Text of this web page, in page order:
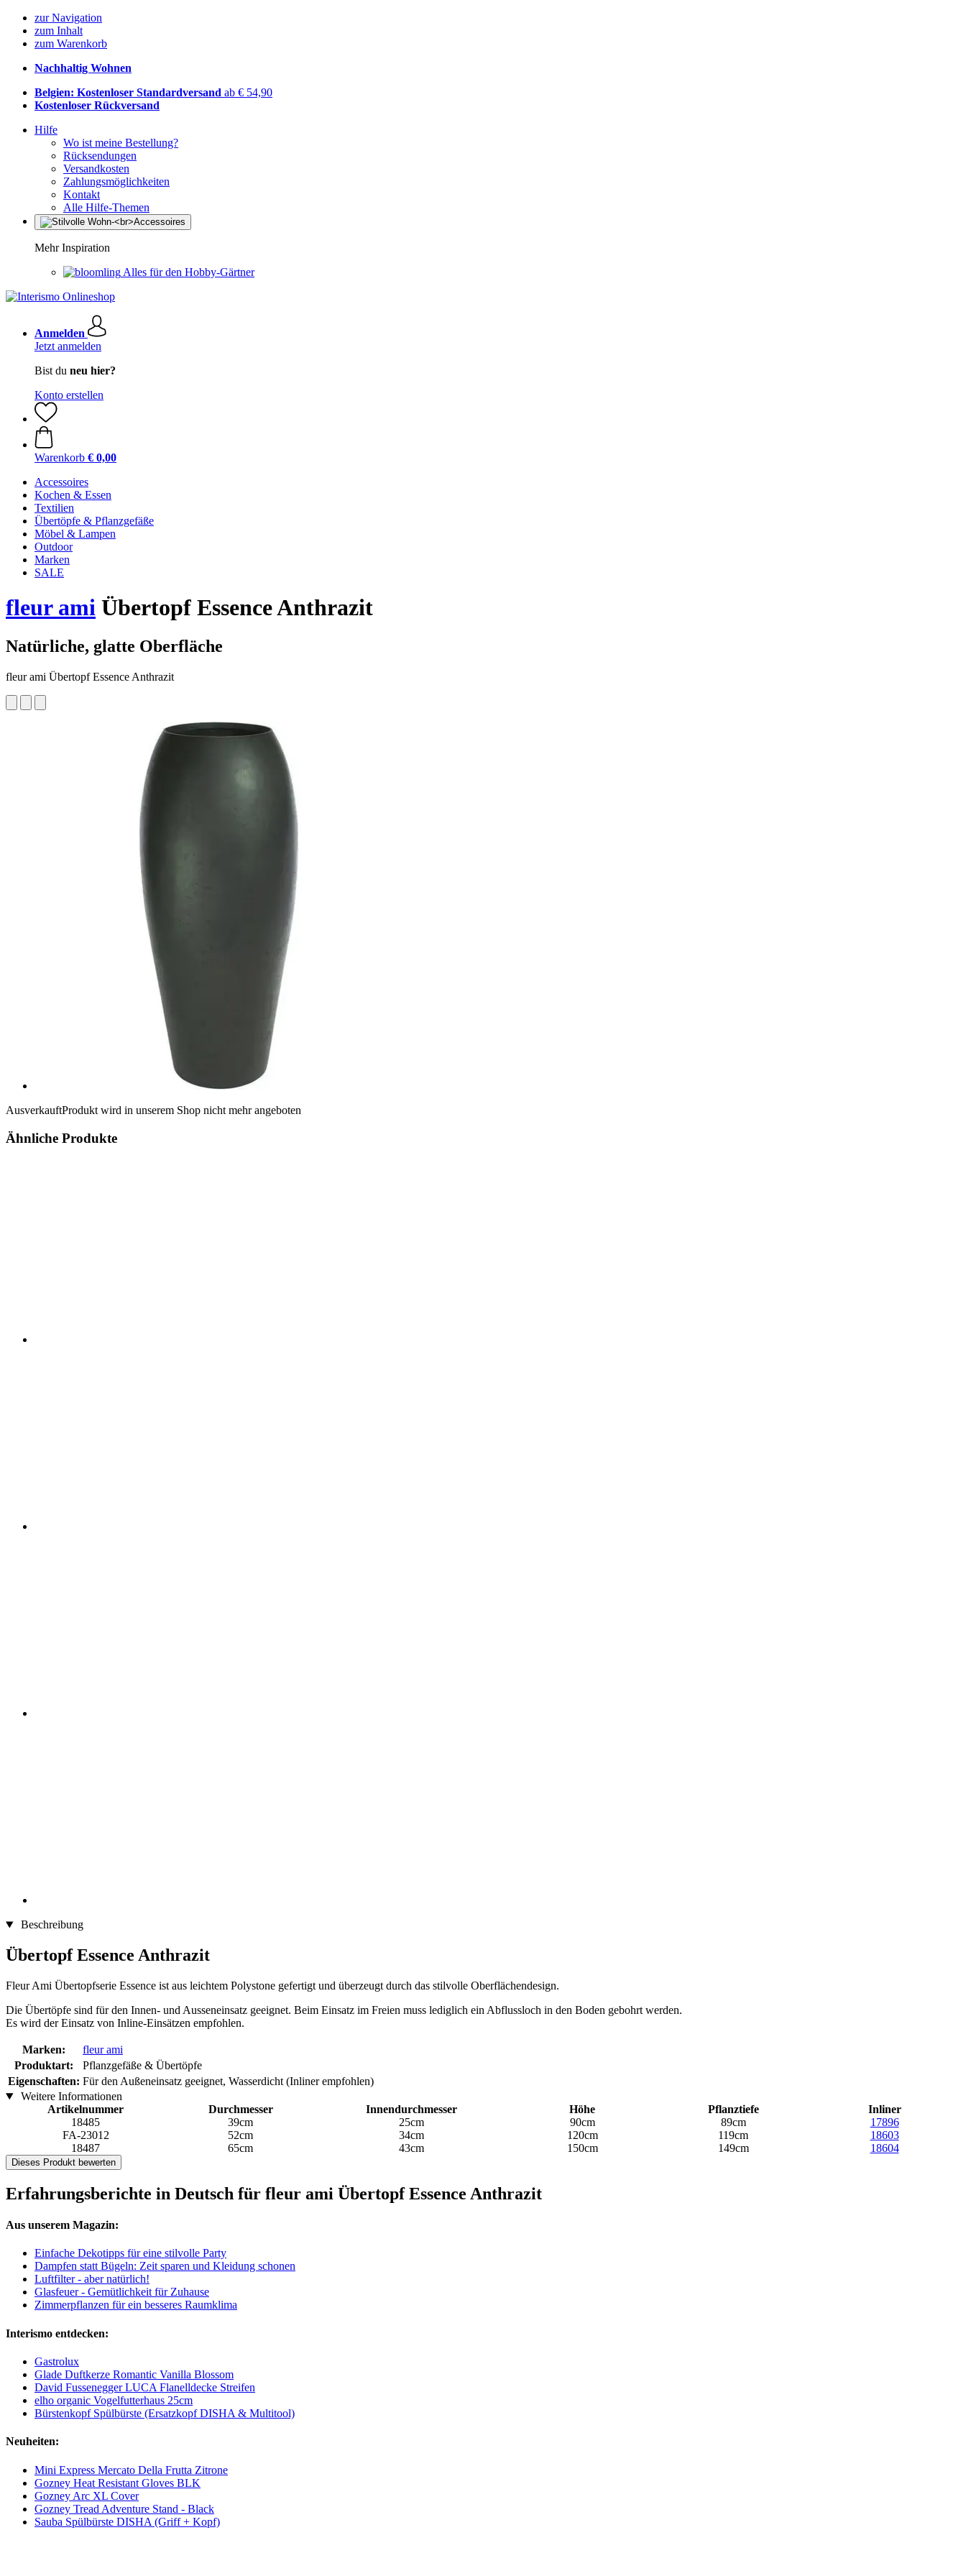
zur Navigation
zum Inhalt
zum Warenkorb
Nachhaltig Wohnen
Belgien: Kostenloser Standardversand ab € 54,90
Kostenloser Rückversand
Hilfe
Wo ist meine Bestellung?
Rücksendungen
Versandkosten
Zahlungsmöglichkeiten
Kontakt
Alle Hilfe-Themen
Mehr Inspiration
Alles für den Hobby-Gärtner
Anmelden
Jetzt anmelden
Bist du neu hier?
Konto erstellen
Warenkorb € 0,00
Accessoires
Kochen & Essen
Textilien
Übertöpfe & Pflanzgefäße
Möbel & Lampen
Outdoor
Marken
SALE
fleur ami Übertopf Essence Anthrazit
Natürliche, glatte Oberfläche
fleur ami Übertopf Essence Anthrazit
AusverkauftProdukt wird in unserem Shop nicht mehr angeboten
Ähnliche Produkte
Beschreibung
Übertopf Essence Anthrazit
Fleur Ami Übertopfserie Essence ist aus leichtem Polystone gefertigt und überzeugt durch das stilvolle Oberflächendesign.
Die Übertöpfe sind für den Innen- und Ausseneinsatz geeignet. Beim Einsatz im Freien muss lediglich ein Abflussloch in den Boden gebohrt werden.
Es wird der Einsatz von Inline-Einsätzen empfohlen.
Marken:
fleur ami
Produktart:
Pflanzgefäße & Übertöpfe
Eigenschaften: Für den Außeneinsatz geeignet, Wasserdicht (Inliner empfohlen)
Weitere Informationen
Artikelnummer
Durchmesser Innendurchmesser Höhe Pflanztiefe
Inliner
18485
39cm 25cm 90cm 89cm
17896
FA-23012
52cm 34cm 120cm 119cm
18603
18487
65cm 43cm 150cm 149cm 18604
Dieses Produkt bewerten
Erfahrungsberichte in Deutsch für fleur ami Übertopf Essence Anthrazit
Aus unserem Magazin:
Einfache Dekotipps für eine stilvolle Party
Dampfen statt Bügeln: Zeit sparen und Kleidung schonen
Luftfilter - aber natürlich!
Glasfeuer - Gemütlichkeit für Zuhause
Zimmerpflanzen für ein besseres Raumklima
Interismo entdecken:
Gastrolux
Glade Duftkerze Romantic Vanilla Blossom
David Fussenegger LUCA Flanelldecke Streifen
elho organic Vogelfutterhaus 25cm
Bürstenkopf Spülbürste (Ersatzkopf DISHA & Multitool)
Neuheiten:
Mini Express Mercato Della Frutta Zitrone
Gozney Heat Resistant Gloves BLK
Gozney Arc XL Cover
Gozney Tread Adventure Stand - Black
Sauba Spülbürste DISHA (Griff + Kopf)